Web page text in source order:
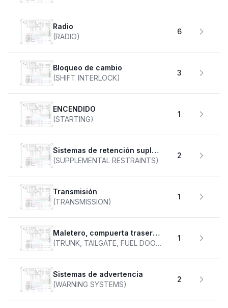
Radio
(RADIO)
6
Bloqueo de cambio
(SHIFT INTERLOCK)
3
ENCENDIDO
(STARTING)
1
Sistemas de retención suplementarios
(SUPPLEMENTAL RESTRAINTS)
2
transmisión
(TRANSMISSION)
1
Maletero, compuerta trasera, tapa de combustible
(TRUNK, TAILGATE, FUEL DOOR)
1
Sistemas de advertencia
(WARNING SYSTEMS)
2